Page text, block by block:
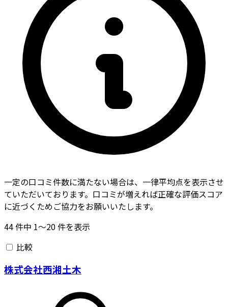
一定の口コミ件数に満たない場合は、一律平均点を表示させ
ていただいております。口コミが増えれば正確な評価スコア
に近づくためご協力をお願いいたします。
44件中 1〜20件を表示
比較
株式会社西湘土木